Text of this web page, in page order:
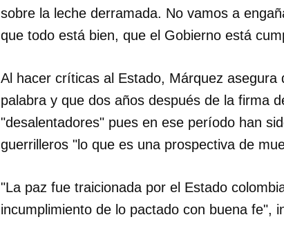
Guardar como favorito
Para poder guardar como favorito,
sobre la leche derramada. No vamos a
que todo está bien, que el Gobierno está
Al hacer críticas al Estado, Márquez
palabra y que dos años después de la firma
"desalentadores" pues en ese período han
guerrilleros "lo que es una prospectiva de
"La paz fue traicionada por el Estado
incumplimiento de lo pactado con buena fe",